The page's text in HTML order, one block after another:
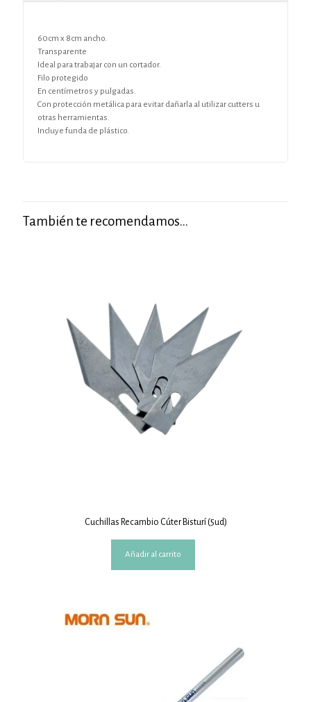
60cm x 8cm ancho.
Transparente
Ideal para trabajar con un cortador.
Filo protegido
En centímetros y pulgadas.
Con protección metálica para evitar dañarla al utilizar cutters u
otras herramientas.
Incluye funda de plástico.
También te recomendamos…
Cuchillas Recambio Cúter Bisturí (5ud)
Añadir al carrito